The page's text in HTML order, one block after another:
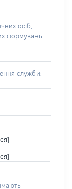
осіб,
формувань
служби: